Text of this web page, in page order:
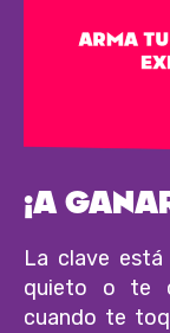
¡A
La clave
quieto o te
cuando te